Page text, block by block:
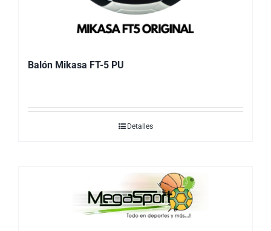
Balón Mikasa FT-5 PU
Detalles